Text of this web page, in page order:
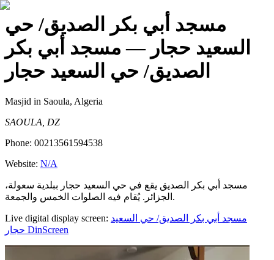
مسجد أبي بكر الصديق/ حي
السعيد حجار — مسجد أبي بكر
الصديق/ حي السعيد حجار
Masjid in Saoula, Algeria
SAOULA, DZ
Phone: 00213561594538
Website: N/A
مسجد أبي بكر الصديق يقع في حي السعيد حجار ببلدية سعولة،
الجزائر. يُقام فيه الصلوات الخمس والجمعة.
Live digital display screen: مسجد أبي بكر الصديق/ حي السعيد
حجار DinScreen